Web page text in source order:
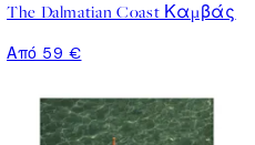
The Dalmatian Coast Καμβάς
Από 59 €